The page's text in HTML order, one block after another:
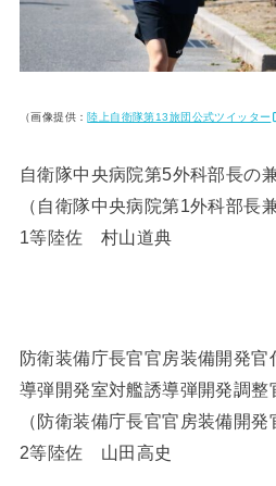
（画像提供：陸上自衛隊第13旅団公式ツイッター
自衛隊中央病院第5外科部長の
（自衛隊中央病院第1外科部長
1等陸佐 村山道典
防衛装備庁長官官房装備開発
導弾開発室対艦誘導弾開発調整
（防衛装備庁長官官房装備開発
2等陸佐 山田高史